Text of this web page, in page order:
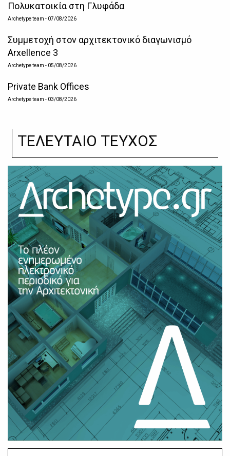
Πολυκατοικία στη Γλυφάδα
Archetype team - 07/08/2026
Συμμετοχή στον αρχιτεκτονικό διαγωνισμό
Arxellence 3
Archetype team - 05/08/2026
Private Bank Offices
Archetype team - 03/08/2026
ΤΕΛΕΥΤΑΙΟ ΤΕΥΧΟΣ